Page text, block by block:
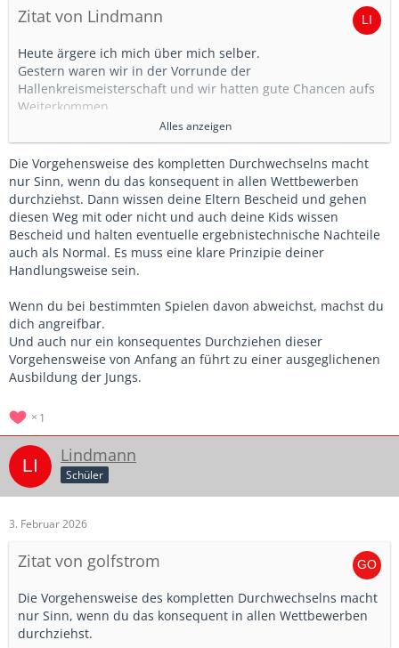
Hab mich da dann schon ein bisschen geärgert und in der
Spielervater sogar angemerkt, dass wir heute ja deutlich
weniger durchwechseln als sonst. Er hatte natürlich recht
und daher hab ich im letzten Spiel dann unseren besten
Spieler auf der Bank gelassen. Der Vater war dann
zufrieden. Dafür sind wir dann aber nicht weitergekommen
und meine Spieler gefrustet. Allen gerecht machen kann es
Heute ärger ich mich über die gewinnorientierte
Herangehensweise von gestern.
Zitat von Lindmann
Heute ärgere ich mich über mich selber.
Gestern waren wir in der Vorrunde der
Hallenkreismeisterschaft und wir hatten gute Chancen aufs
Weiterkommen.
Ich hatte 8 Kinder mitgenommen, also 3 Auswechselspieler.
Einige Spiele waren sehr knapp. Also lange unentschieden
und das Siegtor lag quasi schon in der Luft.
Und irgendwann hab ich mich dabei erwischt, dass ich
eigentlich zu wenig durchwechsel. Die beiden besten
Spieler des Teams waren tatsächlich nur selten auf der
Bank. Und gegen die stärkeren Teams standen auch
meistens unsere stärktsten Spieler in der Startaufstellung.
Siegchanchen nicht schmälern...gerade wenn es so knapp
war.
Hab mich da dann schon ein bisschen geärgert und in der
Zwickmühle gefühlt. Vor dem letzten Spiel hat ein
weniger durchwechseln als sonst. Er hatte natürlich recht
und daher hab ich im letzten Spiel dann unseren besten
Spieler auf der Bank gelassen. Der Vater war dann
zufrieden. Dafür sind wir dann aber nicht weitergekommen
und meine Spieler gefrustet. Allen gerecht machen kann es
natürlich ohnehin nie.
Heute ärger ich mich über die gewinnorientierte
Herangehensweise von gestern.
Alles anzeigen
Die Vorgehensweise des kompletten Durchwechselns macht
nur Sinn, wenn du das konsequent in allen Wettbewerben
durchziehst. Dann wissen deine Eltern Bescheid und gehen
diesen Weg mit oder nicht und auch deine Kids wissen
Bescheid und halten eventuelle ergebnistechnische Nachteile
auch als Normal. Es muss eine klare Prinzipie deiner
Handlungsweise sein.
Wenn du bei bestimmten Spielen davon abweichst, machst du
dich angreifbar.
Und auch nur ein konsequentes Durchziehen dieser
Vorgehensweise von Anfang an führt zu einer ausgeglichenen
Ausbildung der Jungs.
1
Lindmann
Schüler
3. Februar 2026
Zitat von golfstrom
Die Vorgehensweise des kompletten Durchwechselns macht
nur Sinn, wenn du das konsequent in allen Wettbewerben
durchziehst.